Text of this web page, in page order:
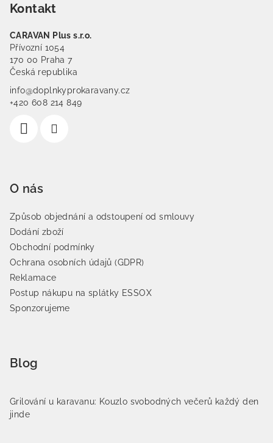
Kontakt
CARAVAN Plus s.r.o.
Přívozní 1054
170 00 Praha 7
Česká republika
info@doplnkyprokaravany.cz
+420 608 214 849
O nás
Způsob objednání a odstoupení od smlouvy
Dodání zboží
Obchodní podmínky
Ochrana osobních údajů (GDPR)
Reklamace
Postup nákupu na splátky ESSOX
Sponzorujeme
Blog
Grilování u karavanu: Kouzlo svobodných večerů každý den
jinde